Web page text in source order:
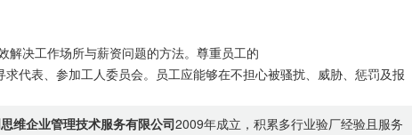
决工作场所与薪资问题的方法。尊重员工的
代表、参加工人委员会。员工应能够在不担心被骚扰、威胁、惩罚及报
维企业管理技术服务有限公司2009年成立，积累多行业验厂经验且服务